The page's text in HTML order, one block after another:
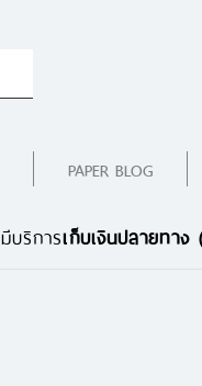
PAPER BLOG
มีบริการเก็บเงินปลายทาง